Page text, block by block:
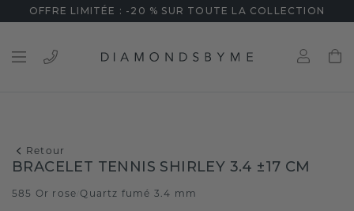
OFFRE LIMITÉE : -20 % SUR TOUTE LA COLLECTION
Retour
BRACELET TENNIS SHIRLEY 3.4 ±17 CM
585 Or rose /Quartz fumé 3.4 mm